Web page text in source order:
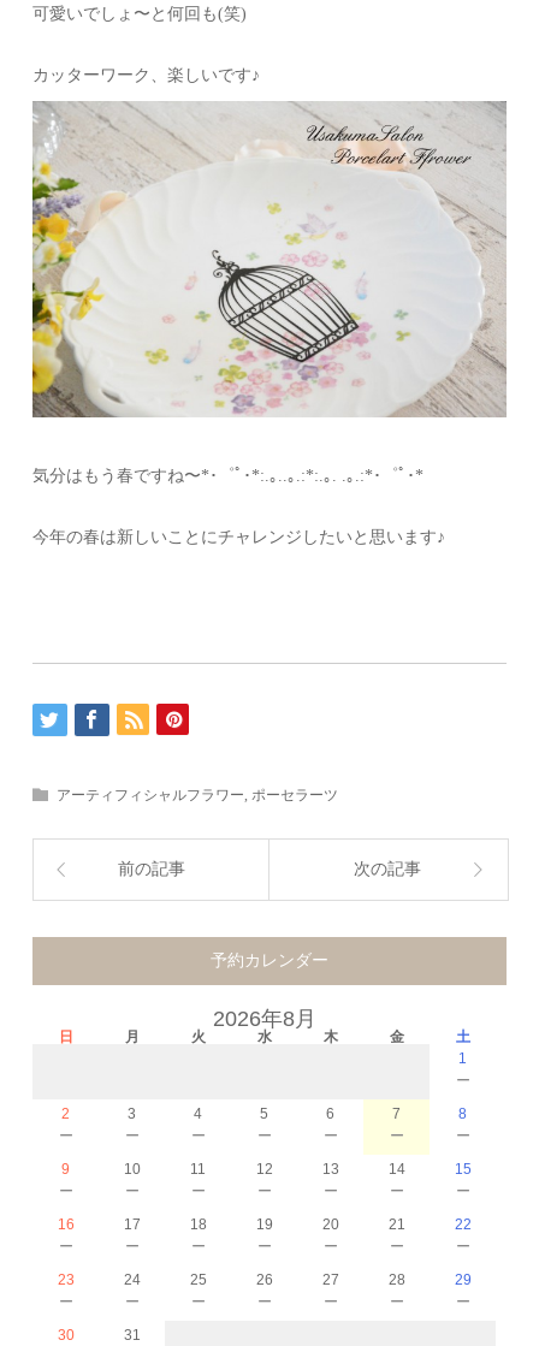
可愛いでしょ〜と何回も(笑)
カッターワーク、楽しいです♪
気分はもう春ですね〜*･゜ﾟ･*:.｡..｡.:*:.｡. .｡.:*･゜ﾟ･*
今年の春は新しいことにチャレンジしたいと思います♪
アーティフィシャルフラワー ポーセラーツ
前の記事 次の記事
予約カレンダー
2026年8月
日 月 火 水 木 金
土
1
－
2
－
3
－
4
－
5
－
6
－
7
－
8
－
9
－
10
－
11
－
12
－
13
－
14
－
15
－
16
－
17
－
18
－
19
－
20
－
21
－
22
－
23
－
24
－
25
－
26
－
27
－
28
－
29
－
30 31